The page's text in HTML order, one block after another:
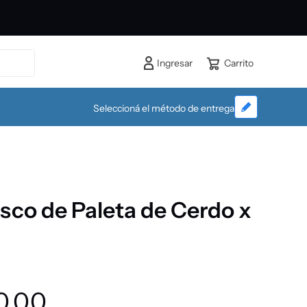
Ingresar
Seleccioná el método de entrega
de Paleta de Cerdo x